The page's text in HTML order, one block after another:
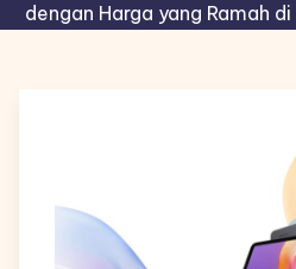
dengan Harga yang Ramah